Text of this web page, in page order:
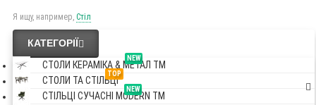
Я ищу, например, Стіл
КАТЕГОРІЇ
NEW
СТОЛИ КЕРАМІКА & МЕТАЛ TM
TOP
СТОЛИ ТА СТІЛЬЦІ
NEW
СТІЛЬЦІ СУЧАСНІ MODERN TM